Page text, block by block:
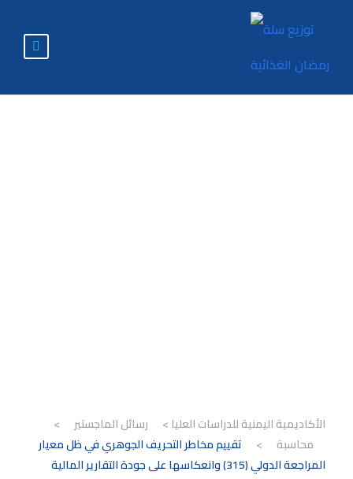
الأكاديمية اليمنية للدراسات العليا > رسائل الماجستير
>
محاسبة
>
تقييم مخاطر التحريف الجوهري في ظل معيار
المراجعة الدولي (315) وانعكاسها على جودة التقارير المالية